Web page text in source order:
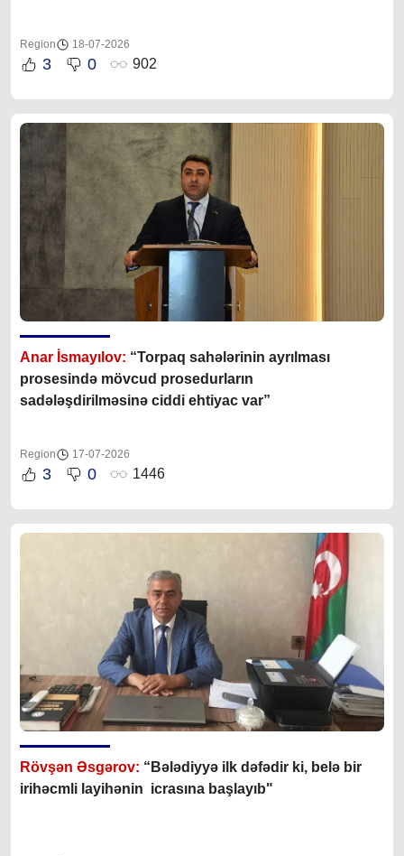
Region 18-07-2026
3 0 902
Anar İsmayılov: “Torpaq sahələrinin ayrılması
prosesində mövcud prosedurların
sadələşdirilməsinə ciddi ehtiyac var”
Region 17-07-2026
3 0 1446
Rövşən Əsgərov: “Bələdiyyə ilk dəfədir ki, belə bir
irihəcmli layihənin icrasına başlayıb"